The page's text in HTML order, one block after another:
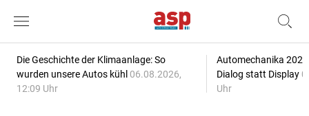
Die Geschichte der Klimaanlage: So
wurden unsere Autos kühl 06.08.2026,
12:09 Uhr
Automechanika
Dialog statt Display
Uhr